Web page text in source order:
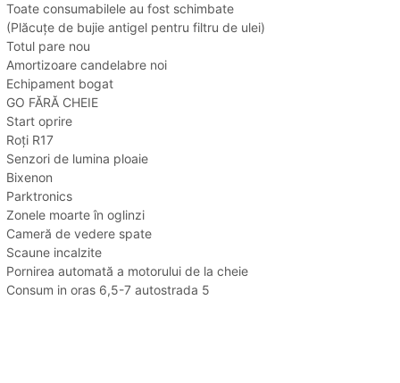
Toate consumabilele au fost schimbate
(Plăcuțe de bujie antigel pentru filtru de ulei)
Totul pare nou
Amortizoare candelabre noi
Echipament bogat
GO FĂRĂ CHEIE
Start oprire
Roți R17
Senzori de lumina ploaie
Bixenon
Parktronics
Zonele moarte în oglinzi
Cameră de vedere spate
Scaune incalzite
Pornirea automată a motorului de la cheie
Consum in oras 6,5-7 autostrada 5